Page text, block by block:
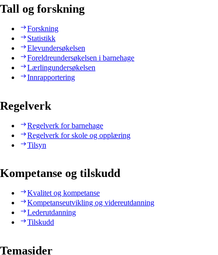
Tall og forskning
Forskning
Statistikk
Elevundersøkelsen
Foreldreundersøkelsen i barnehage
Lærlingundersøkelsen
Innrapportering
Regelverk
Regelverk for barnehage
Regelverk for skole og opplæring
Tilsyn
Kompetanse og tilskudd
Kvalitet og kompetanse
Kompetanseutvikling og videreutdanning
Lederutdanning
Tilskudd
Temasider